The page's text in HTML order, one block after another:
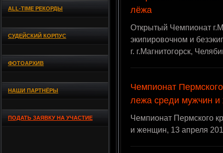
ALL-TIME РЕКОРДЫ
СУДЕЙСКИЙ КОРПУС
ФОТОАРХИВ
НАШИ ПАРТНЁРЫ
ПОДАТЬ ЗАЯВКУ НА УЧАСТИЕ
лёжа
Открытый Чемпионат
экипировочном и
г. г.Магнитогорск,
Чемпионат
лежа среди мужчин
Чемпионат Пермского
и женщин, 13 апреля